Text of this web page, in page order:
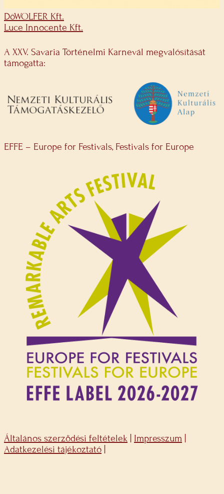
DöWOLFER Kft.
Luce Innocente Kft.
A XXV. Savaria Történelmi Karnevál megvalósítását
támogatta:
EFFE – Europe for Festivals, Festivals for Europe
Általános szerződési feltételek Impresszum
Adatkezelési tájékoztató